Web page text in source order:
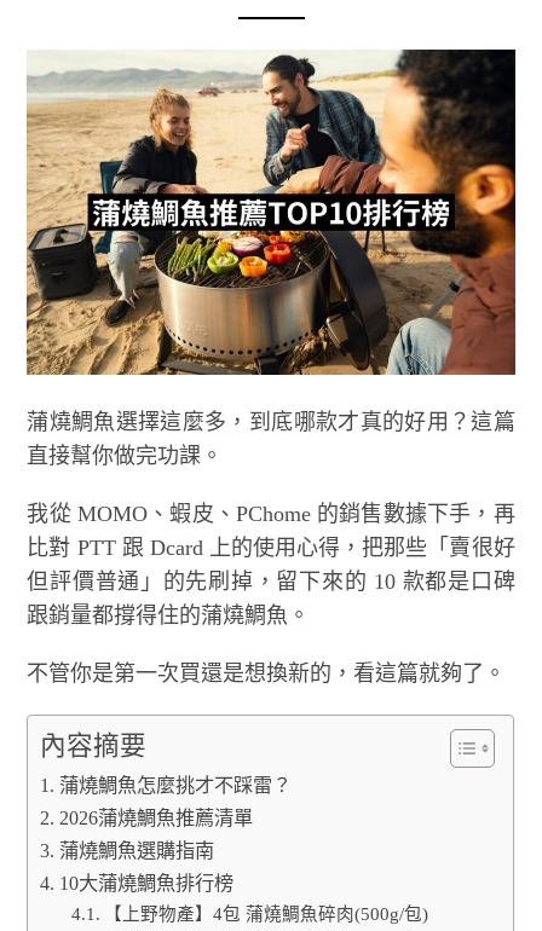
蒲燒鯛魚選擇這麼多，到底哪款才真的好用？這篇
直接幫你做完功課。
我從 MOMO、蝦皮、PChome 的銷售數據下手，再
比對 PTT 跟 Dcard 上的使用心得，把那些「賣很好
但評價普通」的先刷掉，留下來的 10 款都是口碑
跟銷量都撐得住的蒲燒鯛魚。
不管你是第一次買還是想換新的，看這篇就夠了。
內容摘要
蒲燒鯛魚怎麼挑才不踩雷？
2026蒲燒鯛魚推薦清單
蒲燒鯛魚選購指南
10大蒲燒鯛魚排行榜
【上野物產】4包 蒲燒鯛魚碎肉(500g/包)